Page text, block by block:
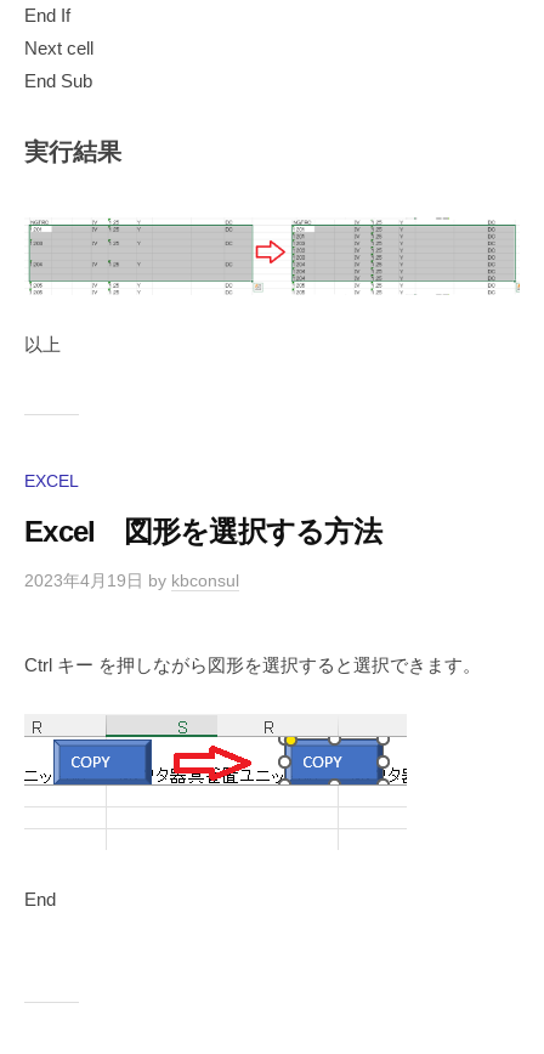
End If
Next cell
End Sub
実行結果
以上
EXCEL
Excel 図形を選択する方法
2023年4月19日 by kbconsul
Ctrl キー を押しながら図形を選択すると選択できます。
End